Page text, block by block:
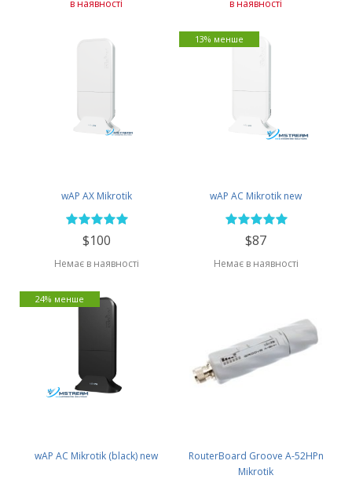
в наявності в наявності
wAP AX Mikrotik
$100
Немає в наявності
wAP AC Mikrotik new
$87
Немає в наявності
13% менше
wAP AC Mikrotik (black) new
24% менше
RouterBoard Groove A-52HPn
Mikrotik